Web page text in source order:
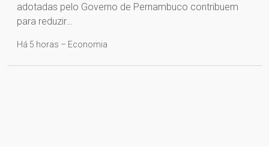
adotadas pelo Governo de Pernambuco contribuem
para reduzir…
Há 5 horas – Economia